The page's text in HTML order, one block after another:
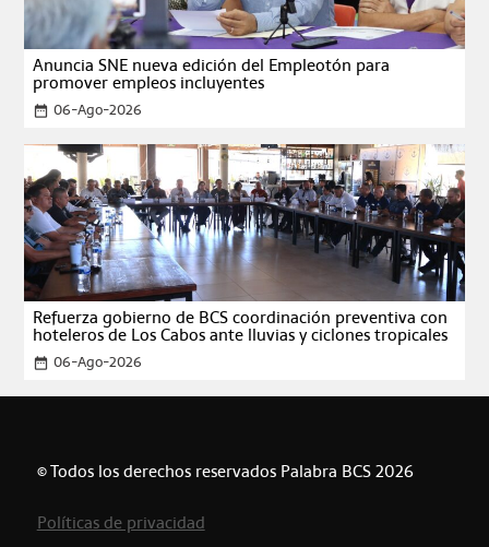
Anuncia SNE nueva edición del Empleotón para
promover empleos incluyentes
date_range 06-Ago-2026
Refuerza gobierno de BCS coordinación preventiva con
hoteleros de Los Cabos ante lluvias y ciclones tropicales
date_range 06-Ago-2026
© Todos los derechos reservados Palabra BCS 2026
Políticas de privacidad